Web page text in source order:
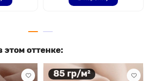
этом оттенке:
85 гр/м²